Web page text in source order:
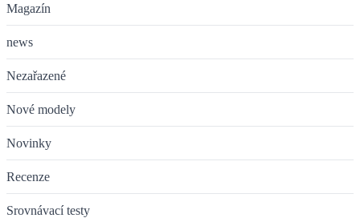
Magazín
news
Nezařazené
Nové modely
Novinky
Recenze
Srovnávací testy